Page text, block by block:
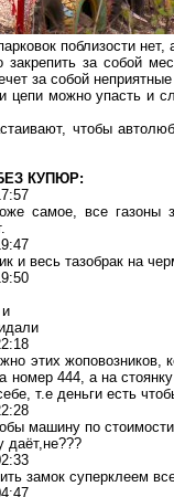
поблизости нет,
закрепить за собой
за собой
цепи можно упасть и
чтобы
КУПЮР:
самое, все газоны
и весь тазобрак на
этих
номер 444, а на
т.е деньги есть
машину по
даёт,не???
замок суперклеем